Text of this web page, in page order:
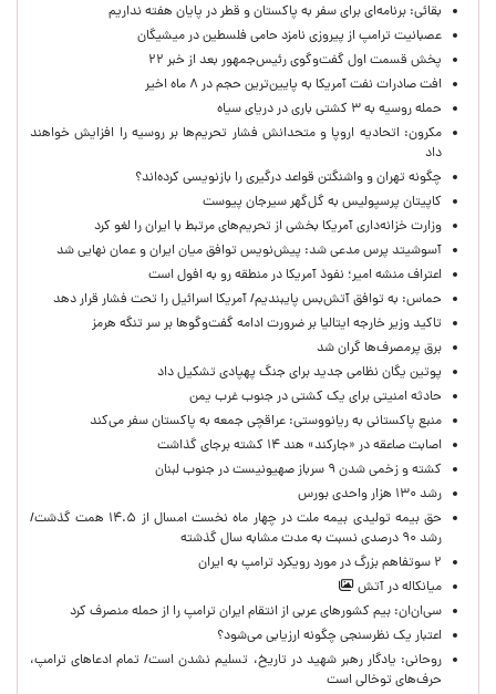
بقائی: برنامه‌ای برای سفر به پاکستان و قطر در پایان هفته نداریم
عصبانیت ترامپ از پیروزی نامزد حامی فلسطین در میشیگان
پخش قسمت اول گفت‌وگوی رئیس‌جمهور بعد از خبر ۲۲
افت صادرات نفت آمریکا به پایین‌ترین حجم در ۸ ماه اخیر
حمله روسیه به ۳ کشتی باری در دریای سیاه
مکرون: اتحادیه اروپا و متحدانش فشار تحریم‌ها بر روسیه را افزایش خواهند
داد
چگونه تهران و واشنگتن قواعد درگیری را بازنویسی کرده‌اند؟
کاپیتان پرسپولیس به گل‌گهر سیرجان پیوست
وزارت خزانه‌داری آمریکا بخشی از تحریم‌های مرتبط با ایران را لغو کرد
آسوشیتد پرس مدعی شد: پیش‌نویس توافق میان ایران و عمان نهایی شد
اعتراف منشه امیر؛ نفوذ آمریکا در منطقه رو به افول است
حماس: به توافق آتش‌بس پایبندیم/ آمریکا اسرائیل را تحت فشار قرار دهد
تاکید وزیر خارجه ایتالیا بر ضرورت ادامه گفت‌وگوها بر سر تنگه هرمز
برق پرمصرف‌ها گران شد
پوتین یگان نظامی جدید برای جنگ پهپادی تشکیل داد
حادثه امنیتی برای یک کشتی در جنوب غرب یمن
منبع پاکستانی به ریانووستی: عراقچی جمعه به پاکستان سفر می‌کند
اصابت صاعقه در «جارکند» هند ۱۴ کشته برجای گذاشت
کشته و زخمی شدن ۹ سرباز صهیونیست در جنوب لبنان
رشد ۱۳۰ هزار واحدی بورس
حق بیمه تولیدی بیمه ملت در چهار ماه نخست امسال از ۱۴.۵ همت گذشت/
رشد ۹۰ درصدی نسبت به مدت مشابه سال گذشته
۲ سوتفاهم بزرگ در مورد رویکرد ترامپ به ایران
میانکاله در آتش
سی‌ان‌ان: بیم کشورهای عربی از انتقام ایران ترامپ را از حمله منصرف کرد
اعتبار یک نظرسنجی چگونه ارزیابی می‌شود؟
روحانی: یادگار رهبر شهید در تاریخ، تسلیم نشدن است/ تمام ادعاهای ترامپ،
حرف‌های توخالی است